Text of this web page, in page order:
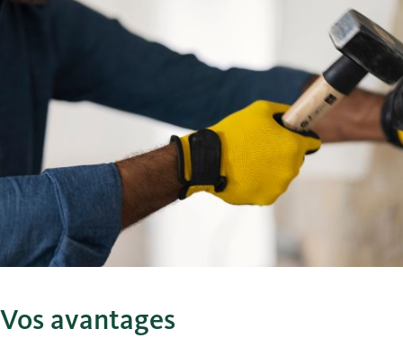
Vos avantages